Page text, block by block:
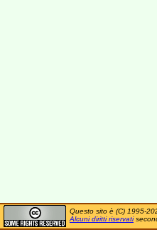
Questo sito è (C) 1995-
Alcuni diritti riservati